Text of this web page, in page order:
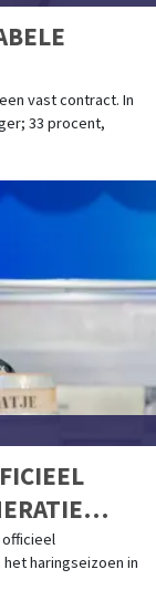
vast contract. In
33 procent,
officieel
haringseizoen in